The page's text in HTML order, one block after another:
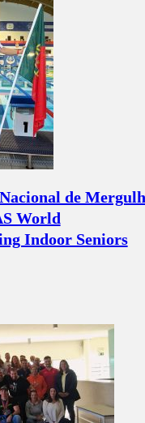
de
World
Indoor Seniors